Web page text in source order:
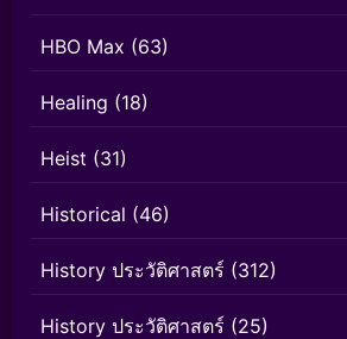
HBO Max (63)
Healing (18)
Heist (31)
Historical (46)
History ประวัติศาสตร์ (312)
History ประวัติศาสตร์ (25)